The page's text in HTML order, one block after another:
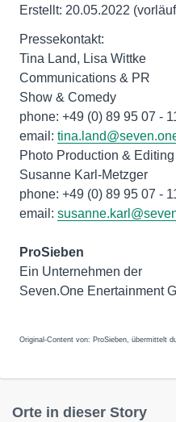
Erstellt: 20.05.2022
Pressekontakt:
Tina Land, Lisa Wittke
Communications & PR
Show & Comedy
phone: +49 (0) 89 95 07 -
email:
Photo Production & Editing
Susanne Karl-Metzger
phone: +49 (0) 89 95 07 -
email:
ProSieben
Ein Unternehmen der
Seven.One Enertainment
Original-Content von: ProSieben, übermittelt
Orte in dieser Story